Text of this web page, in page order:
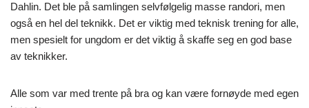
Dahlin. Det ble på samlingen selvfølgelig masse randori, men
også en hel del teknikk. Det er viktig med teknisk trening for alle,
men spesielt for ungdom er det viktig å skaffe seg en god base
av teknikker.
Alle som var med trente på bra og kan være fornøyde med egen